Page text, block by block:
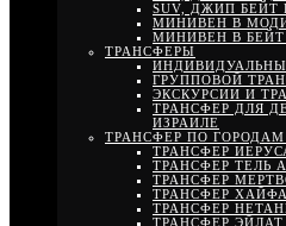
SUV, ДЖИП
МИНИВЕН В
МИНИВЕН В
ТРАНСФЕРЫ
ГРУППОВОЙ
ЭКСКУРСИИ И
ТРАНСФЕР ДЛЯ
ИЗРАИЛЕ
ТРАНСФЕР ПО ГОРОДАМ
ТРАНСФЕР
ТРАНСФЕР ТЕЛЬ
ТРАНСФЕР
ТРАНСФЕР ХАЙФА
ТРАНСФЕР
ТРАНСФЕР ЭЙЛАТ